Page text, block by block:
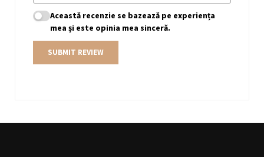
Această recenzie se bazează pe experiența
mea și este opinia mea sinceră.
SUBMIT REVIEW